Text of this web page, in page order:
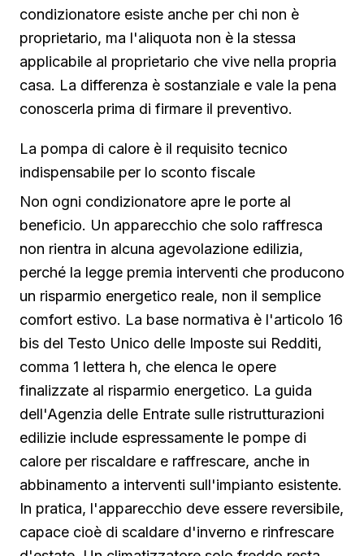
condizionatore esiste anche per chi non è
proprietario, ma l'aliquota non è la stessa
applicabile al proprietario che vive nella propria
casa. La differenza è sostanziale e vale la pena
conoscerla prima di firmare il preventivo.
La pompa di calore è il requisito tecnico
indispensabile per lo sconto fiscale
Non ogni condizionatore apre le porte al
beneficio. Un apparecchio che solo raffresca
non rientra in alcuna agevolazione edilizia,
perché la legge premia interventi che producono
un risparmio energetico reale, non il semplice
comfort estivo. La base normativa è l'articolo 16
bis del Testo Unico delle Imposte sui Redditi,
comma 1 lettera h, che elenca le opere
finalizzate al risparmio energetico. La guida
dell'Agenzia delle Entrate sulle ristrutturazioni
edilizie include espressamente le pompe di
calore per riscaldare e raffrescare, anche in
abbinamento a interventi sull'impianto esistente.
In pratica, l'apparecchio deve essere reversibile,
capace cioè di scaldare d'inverno e rinfrescare